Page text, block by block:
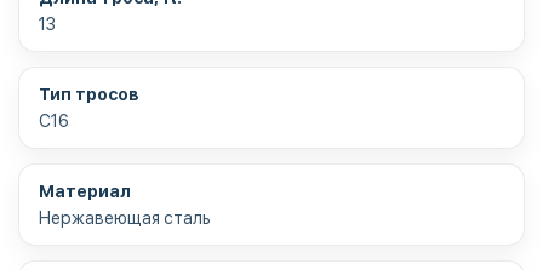
13
Тип тросов
С16
Материал
Нержавеющая сталь